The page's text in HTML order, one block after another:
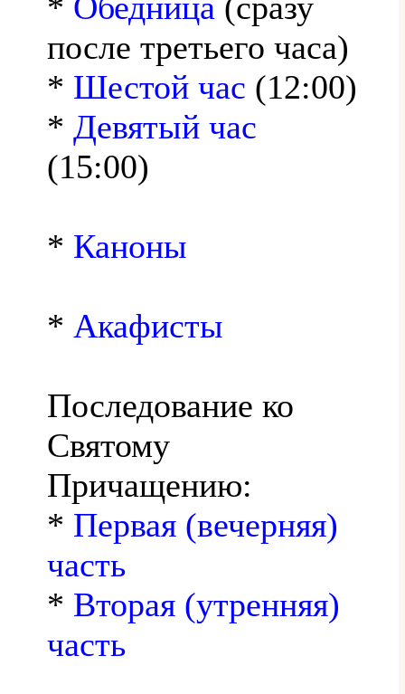
после третьего часа)
* Шестой час (12:00)
* Девятый час
(15:00)
* Каноны
* Акафисты
Последование ко
Святому
Причащению:
* Первая (вечерняя)
часть
* Вторая (утренняя)
часть